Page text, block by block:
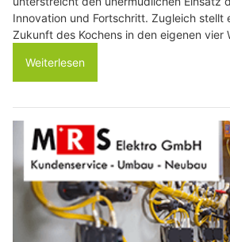
Innovation und Fortschritt. Zugleich stellt
Zukunft des Kochens in den eigenen vier
Weiterlesen